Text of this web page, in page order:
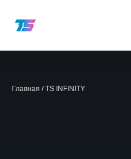
Главная /TS INFINITY